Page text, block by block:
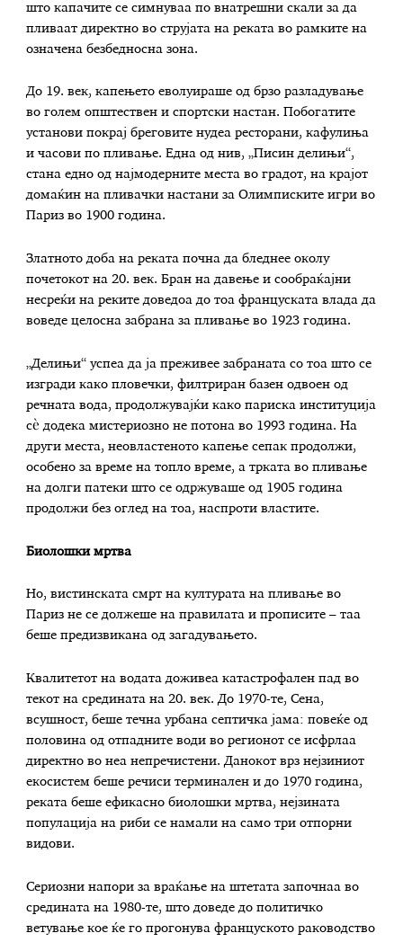
што капачите се симнуваа по внатрешни скали за да
пливаат директно во струјата на реката во рамките на
означена безбедносна зона.
До 19. век, капењето еволуираше од брзо разладување
во голем општествен и спортски настан. Побогатите
установи покрај бреговите нудеа ресторани, кафулиња
и часови по пливање. Една од нив, „Писин делињи“,
стана едно од најмодерните места во градот, на крајот
домаќин на пливачки настани за Олимписките игри во
Париз во 1900 година.
Златното доба на реката почна да бледнее околу
почетокот на 20. век. Бран на давење и сообраќајни
несреќи на реките доведоа до тоа француската влада да
воведе целосна забрана за пливање во 1923 година.
„Делињи“ успеа да ја преживее забраната со тоа што се
изгради како пловечки, филтриран базен одвоен од
речната вода, продолжувајќи како париска институција
сè додека мистериозно не потона во 1993 година. На
други места, неовластеното капење сепак продолжи,
особено за време на топло време, а трката во пливање
на долги патеки што се одржуваше од 1905 година
продолжи без оглед на тоа, наспроти властите.
Биолошки мртва
Но, вистинската смрт на културата на пливање во
Париз не се должеше на правилата и прописите – таа
беше предизвикана од загадувањето.
Квалитетот на водата доживеа катастрофален пад во
текот на средината на 20. век. До 1970-те, Сена,
всушност, беше течна урбана септичка јама: повеќе од
половина од отпадните води во регионот се исфрлаа
директно во неа непречистени. Данокот врз нејзиниот
екосистем беше речиси терминален и до 1970 година,
реката беше ефикасно биолошки мртва, нејзината
популација на риби се намали на само три отпорни
видови.
Сериозни напори за враќање на штетата започнаа во
средината на 1980-те, што доведе до политичко
ветување кое ќе го прогонува француското раководство